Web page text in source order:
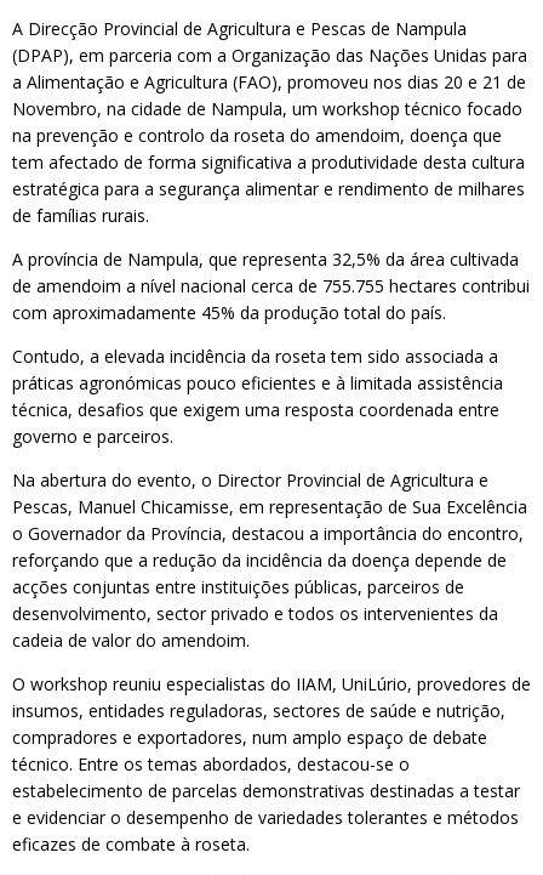
A Direcção Provincial de Agricultura e Pescas de Nampula
(DPAP), em parceria com a Organização das Nações Unidas para
a Alimentação e Agricultura (FAO), promoveu nos dias 20 e 21 de
Novembro, na cidade de Nampula, um workshop técnico focado
na prevenção e controlo da roseta do amendoim, doença que
tem afectado de forma significativa a produtividade desta cultura
estratégica para a segurança alimentar e rendimento de milhares
de famílias rurais.
A província de Nampula, que representa 32,5% da área cultivada
de amendoim a nível nacional cerca de 755.755 hectares contribui
com aproximadamente 45% da produção total do país.
Contudo, a elevada incidência da roseta tem sido associada a
práticas agronómicas pouco eficientes e à limitada assistência
técnica, desafios que exigem uma resposta coordenada entre
governo e parceiros.
Na abertura do evento, o Director Provincial de Agricultura e
Pescas, Manuel Chicamisse, em representação de Sua Excelência
o Governador da Província, destacou a importância do encontro,
reforçando que a redução da incidência da doença depende de
acções conjuntas entre instituições públicas, parceiros de
desenvolvimento, sector privado e todos os intervenientes da
cadeia de valor do amendoim.
O workshop reuniu especialistas do IIAM, UniLúrio, provedores de
insumos, entidades reguladoras, sectores de saúde e nutrição,
compradores e exportadores, num amplo espaço de debate
técnico. Entre os temas abordados, destacou-se o
estabelecimento de parcelas demonstrativas destinadas a testar
e evidenciar o desempenho de variedades tolerantes e métodos
eficazes de combate à roseta.